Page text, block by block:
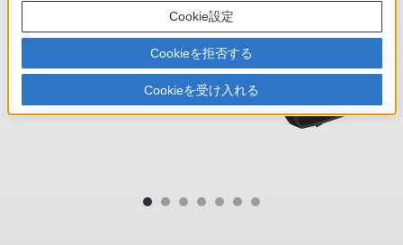
Cookie設定
Cookieを拒否する
Cookieを受け入れる